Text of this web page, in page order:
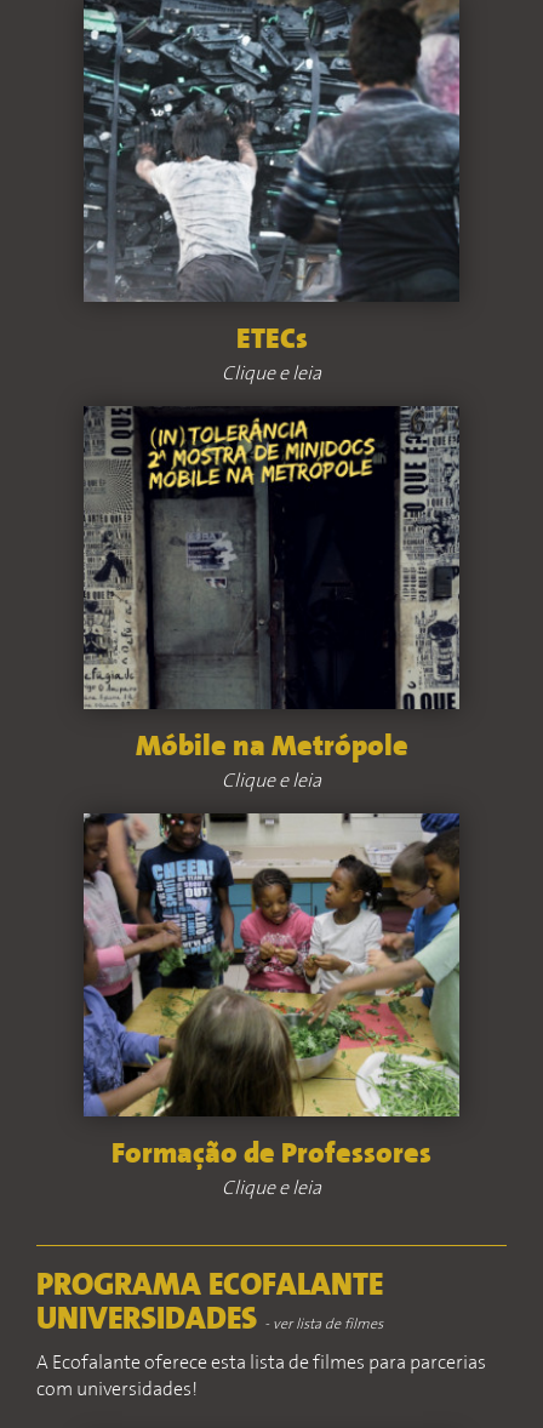
ETECs
Clique e leia
Móbile na Metrópole
Clique e leia
Formação de Professores
Clique e leia
PROGRAMA ECOFALANTE
UNIVERSIDADES - ver lista de filmes
A Ecofalante oferece esta lista de filmes para parcerias
com universidades!